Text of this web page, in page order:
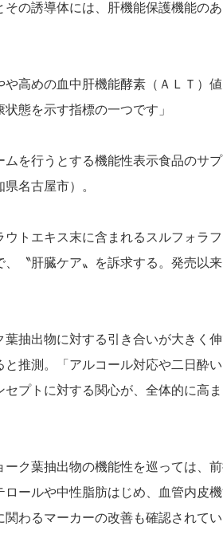
の誘導体には、肝機能保護機能の
高めの血中肝機能酵素（ＡＬＴ）
態を示す指標の一つです」
を行うとする機能性表示食品のサ
名古屋市）。
トエキス末に含まれるスルフォラ
〝肝臓ケア〟を訴求する。発売以
抽出物に対する引き合いが大きく
推測。「アルコール対応や二日酔
プトに対する関心が、全体的に高
ク葉抽出物の機能性を巡っては、
ールや中性脂肪はじめ、血管内皮
わるマーカーの改善も確認されてい